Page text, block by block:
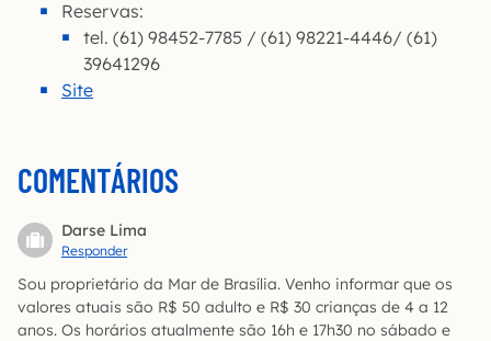
Reservas:
tel. (61) 98452-7785 / (61) 98221-4446/ (61)
39641296
Site
COMENTÁRIOS
Darse Lima
Responder
Sou proprietário da Mar de Brasília. Venho informar que os
valores atuais são R$ 50 adulto e R$ 30 crianças de 4 a 12
anos. Os horários atualmente são 16h e 17h30 no sábado e